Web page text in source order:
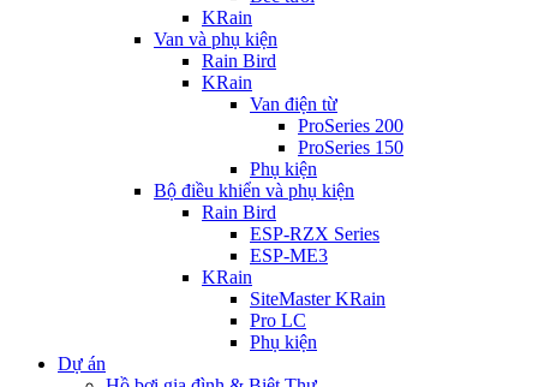
KRain
Van và phụ kiện
Rain Bird
KRain
Van điện từ
ProSeries 200
ProSeries 150
Phụ kiện
Bộ điều khiển và phụ kiện
Rain Bird
ESP-RZX Series
ESP-ME3
KRain
SiteMaster KRain
Pro LC
Phụ kiện
Dự án